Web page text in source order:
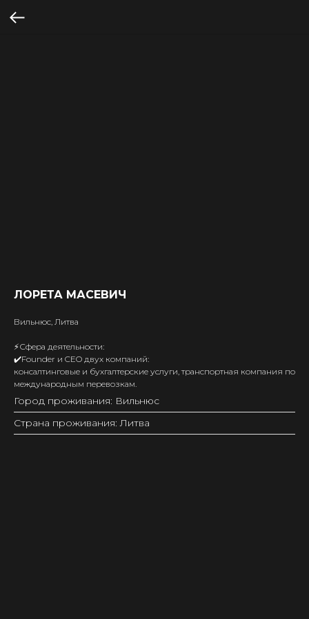
ЛОРЕТА МАСЕВИЧ
Вильнюс, Литва
⚡️Сфера деятельности:
✔️Founder и CEO двух компаний:
консалтинговые и бухгалтерские услуги, транспортная компания по
международным перевозкам.
Город проживания: Вильнюс
Страна проживания: Литва